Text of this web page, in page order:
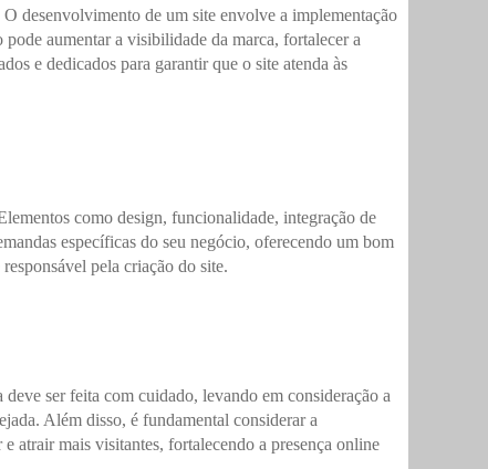
desenvolvimento de um site envolve a implementação
aumentar a visibilidade da marca, fortalecer a
e dedicados para garantir que o site atenda às
como design, funcionalidade, integração de
específicas do seu negócio, oferecendo um bom
pela criação do site.
ser feita com cuidado, levando em consideração a
Além disso, é fundamental considerar a
atrair mais visitantes, fortalecendo a presença online